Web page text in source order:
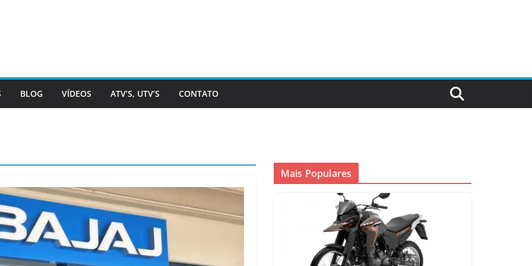
BLOG VÍDEOS ATV’S, UTV’S CONTATO
Mais Populares